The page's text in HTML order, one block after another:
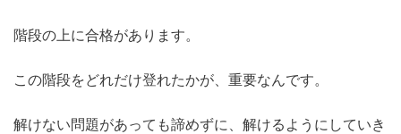
階段の上に合格があります。
この階段をどれだけ登れたかが、重要なんです。
解けない問題があっても諦めずに、解けるようにしていき